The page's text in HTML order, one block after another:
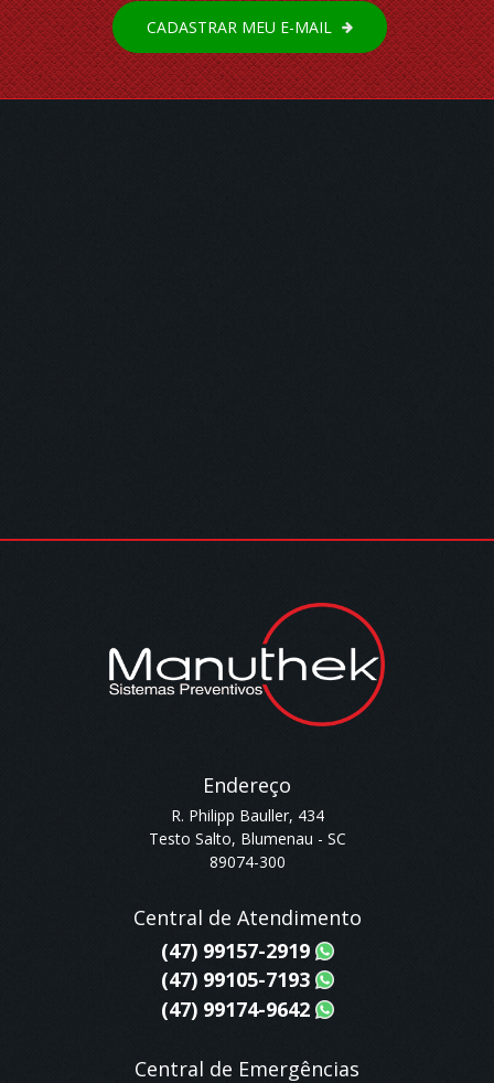
CADASTRAR MEU E-MAIL
Endereço
R. Philipp Bauller, 434
Testo Salto, Blumenau - SC
89074-300
Central de Atendimento
(47) 99157-2919
(47) 99105-7193
(47) 99174-9642
Central de Emergências